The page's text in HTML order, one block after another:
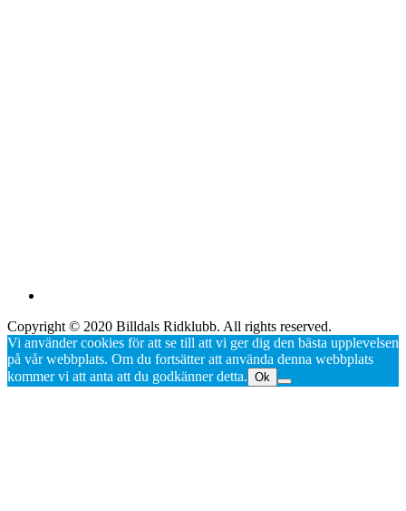
Copyright © 2020 Billdals Ridklubb. All rights reserved.
Vi använder cookies för att se till att vi ger dig den bästa upplevelsen
på vår webbplats. Om du fortsätter att använda denna webbplats
kommer vi att anta att du godkänner detta. Ok